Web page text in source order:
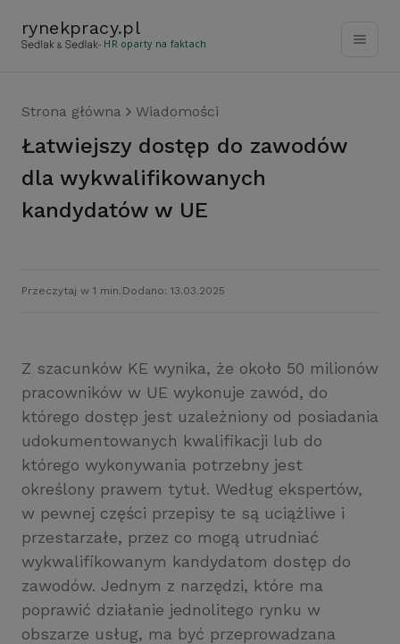
rynekpracy.pl
- HR oparty na faktach
Strona główna Wiadomości
Łatwiejszy dostęp do zawodów
dla wykwalifikowanych
kandydatów w UE
Przeczytaj w 1 min. Dodano: 13.03.2025
Z szacunków KE wynika, że około 50 milionów
pracowników w UE wykonuje zawód, do
którego dostęp jest uzależniony od posiadania
udokumentowanych kwalifikacji lub do
którego wykonywania potrzebny jest
określony prawem tytuł. Według ekspertów,
w pewnej części przepisy te są uciążliwe i
przestarzałe, przez co mogą utrudniać
wykwalifikowanym kandydatom dostęp do
zawodów. Jednym z narzędzi, które ma
poprawić działanie jednolitego rynku w
obszarze usług, ma być przeprowadzana